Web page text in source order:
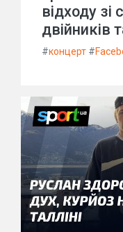
відходу зі
двійників
#концерт #